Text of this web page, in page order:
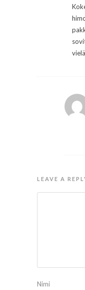
LEAVE A
Nimi